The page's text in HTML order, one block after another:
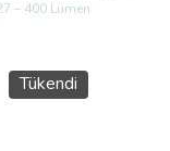
Tükendi